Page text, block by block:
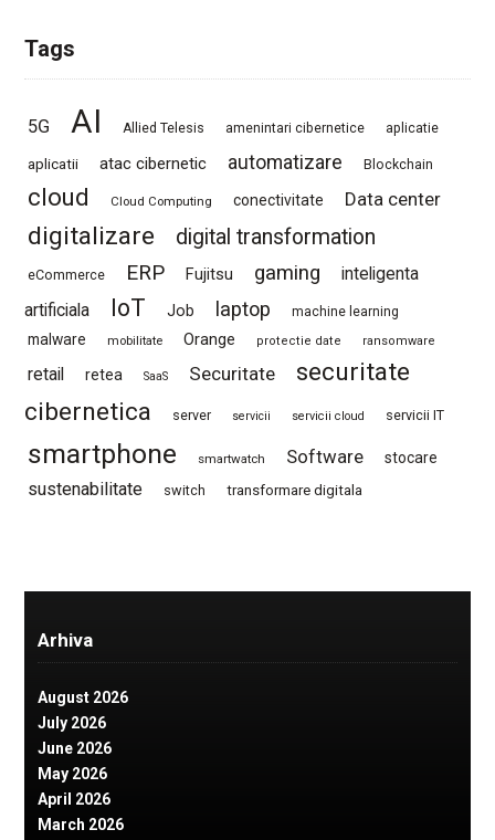
Tags
5G AI Allied Telesis amenintari cibernetice aplicatie
aplicatii atac cibernetic automatizare Blockchain
cloud Cloud Computing conectivitate Data center
digitalizare digital transformation
eCommerce ERP Fujitsu gaming
inteligenta
artificiala
IoT Job laptop machine learning
malware mobilitate Orange protectie date ransomware
retail retea SaaS Securitate
securitate
cibernetica
server servicii servicii cloud servicii IT
smartphone smartwatch Software stocare
sustenabilitate switch transformare digitala
Arhiva
August 2026
July 2026
June 2026
May 2026
April 2026
March 2026